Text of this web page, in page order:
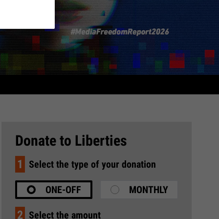
Donate to Liberties
1 Select the type of your donation
ONE-OFF MONTHLY
2 Select the amount